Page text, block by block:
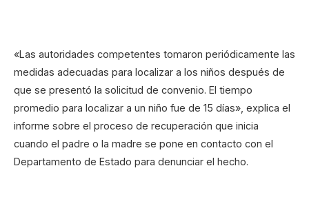
«Las autoridades competentes tomaron periódicamente las
medidas adecuadas para localizar a los niños después de
que se presentó la solicitud de convenio. El tiempo
promedio para localizar a un niño fue de 15 días», explica el
informe sobre el proceso de recuperación que inicia
cuando el padre o la madre se pone en contacto con el
Departamento de Estado para denunciar el hecho.